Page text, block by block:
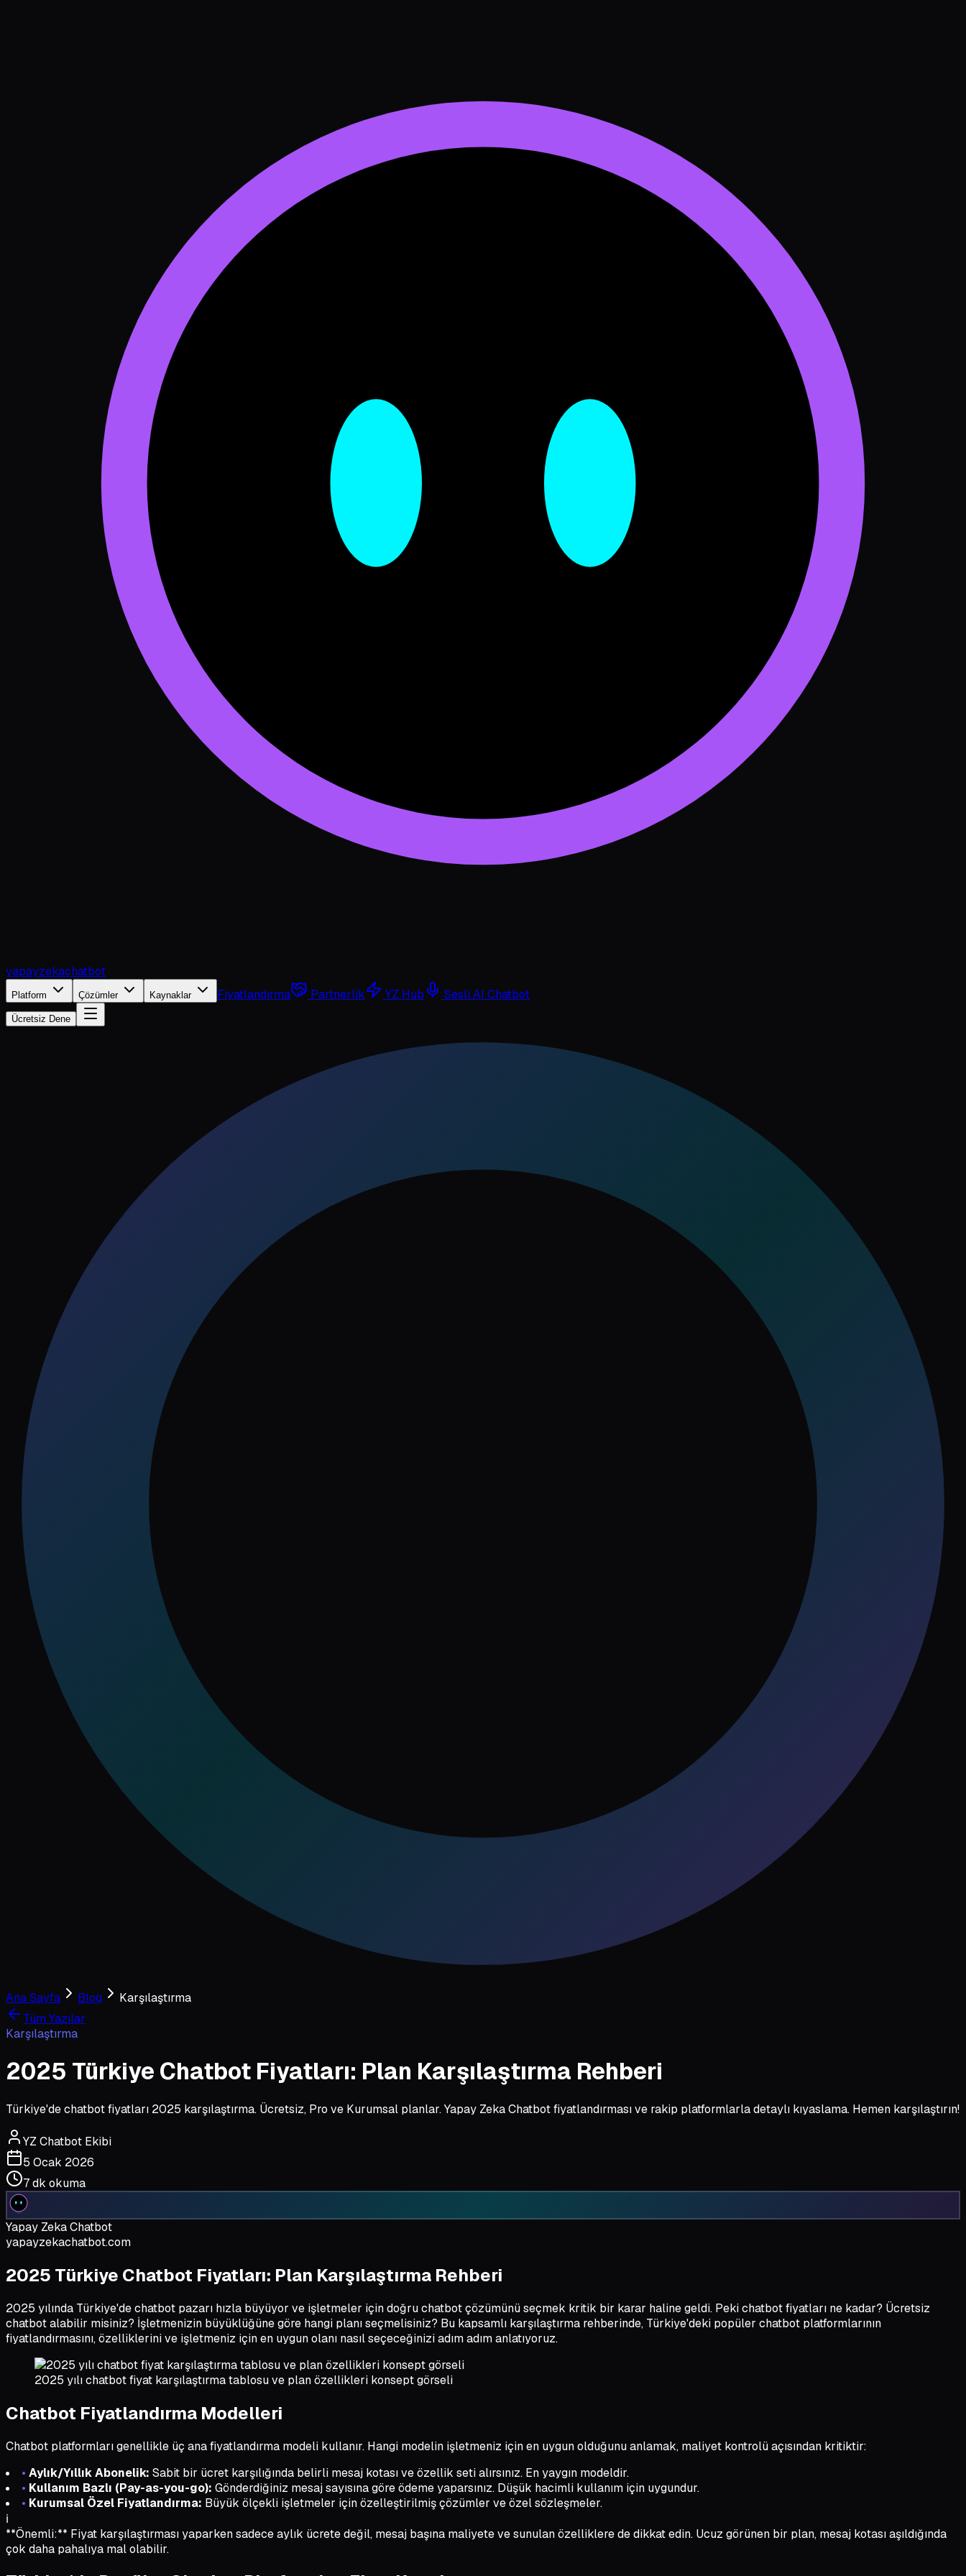
yapayzekachatbot
Platform Çözümler Kaynaklar Fiyatlandırma Partnerlik YZ Hub Sesli AI Chatbot
Ücretsiz Dene
Ana Sayfa Blog
Karşılaştırma
Tüm Yazılar
Karşılaştırma
2025 Türkiye Chatbot Fiyatları: Plan Karşılaştırma Rehberi
Türkiye'de chatbot fiyatları 2025 karşılaştırma. Ücretsiz, Pro ve Kurumsal planlar. Yapay Zeka Chatbot fiyatlandırması ve rakip platformlarla detaylı kıyaslama. Hemen karşılaştırın!
YZ Chatbot Ekibi
5 Ocak 2026
7 dk okuma
Yapay Zeka Chatbot
yapayzekachatbot.com
2025 Türkiye Chatbot Fiyatları: Plan Karşılaştırma Rehberi
2025 yılında Türkiye'de chatbot pazarı hızla büyüyor ve işletmeler için doğru chatbot çözümünü seçmek kritik bir karar haline geldi. Peki chatbot fiyatları ne kadar? Ücretsiz
chatbot alabilir misiniz? İşletmenizin büyüklüğüne göre hangi planı seçmelisiniz? Bu kapsamlı karşılaştırma rehberinde, Türkiye'deki popüler chatbot platformlarının
fiyatlandırmasını, özelliklerini ve işletmeniz için en uygun olanı nasıl seçeceğinizi adım adım anlatıyoruz.
2025 yılı chatbot fiyat karşılaştırma tablosu ve plan özellikleri konsept görseli
Chatbot Fiyatlandırma Modelleri
Chatbot platformları genellikle üç ana fiyatlandırma modeli kullanır. Hangi modelin işletmeniz için en uygun olduğunu anlamak, maliyet kontrolü açısından kritiktir:
• Aylık/Yıllık Abonelik: Sabit bir ücret karşılığında belirli mesaj kotası ve özellik seti alırsınız. En yaygın modeldir.
• Kullanım Bazlı (Pay-as-you-go): Gönderdiğiniz mesaj sayısına göre ödeme yaparsınız. Düşük hacimli kullanım için uygundur.
• Kurumsal Özel Fiyatlandırma: Büyük ölçekli işletmeler için özelleştirilmiş çözümler ve özel sözleşmeler.
ℹ️
**Önemli:** Fiyat karşılaştırması yaparken sadece aylık ücrete değil, mesaj başına maliyete ve sunulan özelliklere de dikkat edin. Ucuz görünen bir plan, mesaj kotası aşıldığında
çok daha pahalıya mal olabilir.